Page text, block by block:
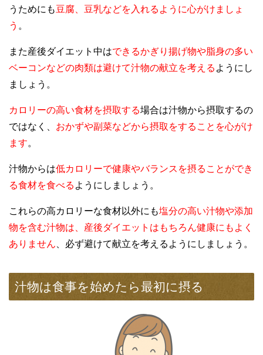
うためにも豆腐、豆乳などを入れるように心がけましょ
う 。
また産後ダイエット中はできるかぎり揚げ物や脂身の多い
ベーコンなどの肉類は避けて汁物の献立を考える ようにし
ましょう。
カロリーの高い食材を摂取する場合は汁物から摂取するの
ではなく、 おかずや副菜などから摂取をすることを心がけ
ます。
汁物からは低カロリーで健康やバランスを摂ることができ
る食材を食べる ようにしましょう。
これらの高カロリーな食材以外にも塩分の高い汁物や添加
物を含む汁物は、産後ダイエットはもちろん健康にもよく
ありません 、必ず避けて献立を考えるようにしましょう。
汁物は食事を始めたら最初に摂る